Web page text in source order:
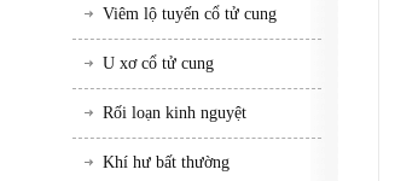
Viêm lộ tuyến cổ tử cung
U xơ cổ tử cung
Rối loạn kinh nguyệt
Khí hư bất thường